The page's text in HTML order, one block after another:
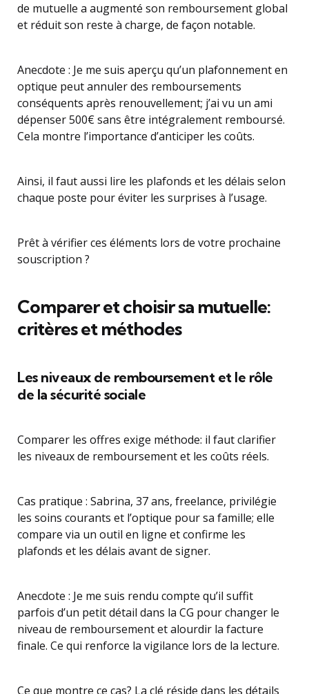
de mutuelle a augmenté son remboursement global
et réduit son reste à charge, de façon notable.
Anecdote : Je me suis aperçu qu’un plafonnement en
optique peut annuler des remboursements
conséquents après renouvellement; j’ai vu un ami
dépenser 500€ sans être intégralement remboursé.
Cela montre l’importance d’anticiper les coûts.
Ainsi, il faut aussi lire les plafonds et les délais selon
chaque poste pour éviter les surprises à l’usage.
Prêt à vérifier ces éléments lors de votre prochaine
souscription ?
Comparer et choisir sa mutuelle:
critères et méthodes
Les niveaux de remboursement et le rôle
de la sécurité sociale
Comparer les offres exige méthode: il faut clarifier
les niveaux de remboursement et les coûts réels.
Cas pratique : Sabrina, 37 ans, freelance, privilégie
les soins courants et l’optique pour sa famille; elle
compare via un outil en ligne et confirme les
plafonds et les délais avant de signer.
Anecdote : Je me suis rendu compte qu’il suffit
parfois d’un petit détail dans la CG pour changer le
niveau de remboursement et alourdir la facture
finale. Ce qui renforce la vigilance lors de la lecture.
Ce que montre ce cas? La clé réside dans les détails